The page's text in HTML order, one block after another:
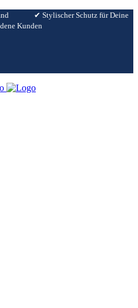
✔︎ Stylischer Schutz für Deine
Kunden